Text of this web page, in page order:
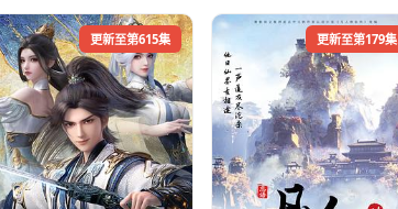
更新至第615集 更新至第179集